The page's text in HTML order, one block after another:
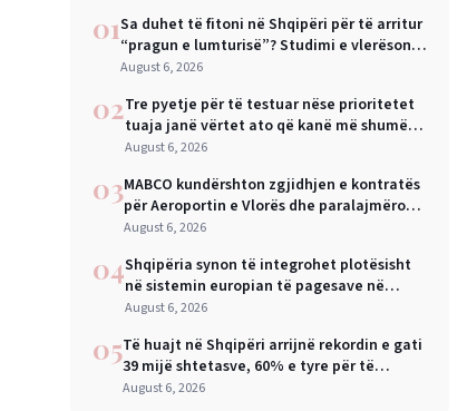
01Sa duhet të fitoni në Shqipëri për të arritur
“pragun e lumturisë”? Studimi e vlerëson
në 28 mijë dollarë në vit
August 6, 2026
02Tre pyetje për të testuar nëse prioritetet
tuaja janë vërtet ato që kanë më shumë
rëndësi
August 6, 2026
03MABCO kundërshton zgjidhjen e kontratës
për Aeroportin e Vlorës dhe paralajmëron
arbitrazh ndërkombëtar
August 6, 2026
04Shqipëria synon të integrohet plotësisht
në sistemin europian të pagesave në
nëntor, Sejko: Kursime të mëdha për
August 6, 2026
05Të huajt në Shqipëri arrijnë rekordin e gati
39 mijë shtetasve, 60% e tyre për të
punuar
August 6, 2026